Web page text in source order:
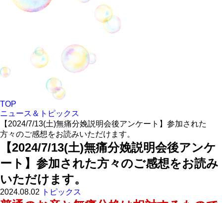
TOP
ニュース＆トピックス
【2024/7/13(土)無痛分娩説明会後アンケート】参加された
方々のご感想をお読みいただけます。
【2024/7/13(土)無痛分娩説明会後アンケ
ート】参加された方々のご感想をお読み
いただけます。
2024.08.02 トピックス